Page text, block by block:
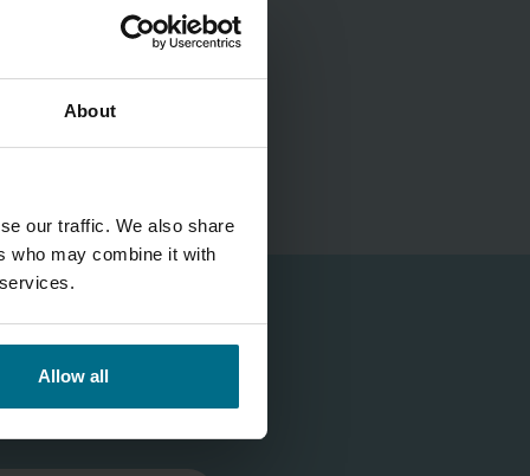
About
our traffic. We also share
who may combine it with
Allow all